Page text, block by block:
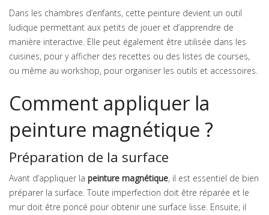
Dans les chambres d’enfants, cette peinture devient un outil
ludique permettant aux petits de jouer et d’apprendre de
manière interactive. Elle peut également être utilisée dans les
cuisines, pour y afficher des recettes ou des listes de courses,
ou même au workshop, pour organiser les outils et accessoires.
Comment appliquer la
peinture magnétique ?
Préparation de la surface
Avant d’appliquer la peinture magnétique, il est essentiel de bien
préparer la surface. Toute imperfection doit être réparée et le
mur doit être poncé pour obtenir une surface lisse. Ensuite, il